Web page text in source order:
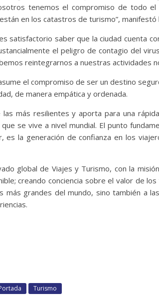
tenemos el compromiso de todo
en los catastros de turismo”, manifestó
satisfactorio saber que la ciudad cuenta
el peligro de contagio del
reintegrarnos a nuestras actividades
el compromiso de ser un destino
de manera empática y ordenada.
más resilientes y aporta para una
se vive a nivel mundial. El punto
es la generación de confianza en los
global de Viajes y Turismo, con la
creando conciencia sobre el valor de
más grandes del mundo, sino también a
Turismo